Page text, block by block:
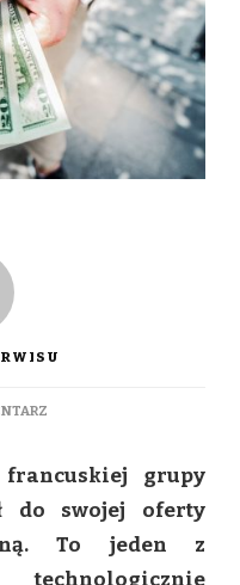
DO
–
PRODUKT
SMARTNEY
grupy
do swojej oferty
To jeden z